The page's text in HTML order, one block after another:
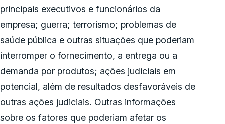
principais executivos e funcionários da
empresa; guerra; terrorismo; problemas de
saúde pública e outras situações que poderiam
interromper o fornecimento, a entrega ou a
demanda por produtos; ações judiciais em
potencial, além de resultados desfavoráveis de
outras ações judiciais. Outras informações
sobre os fatores que poderiam afetar os